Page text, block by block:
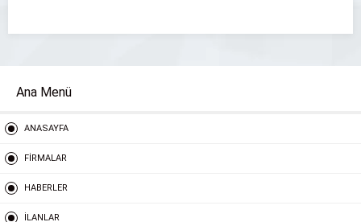
Ana Menü
ANASAYFA
FİRMALAR
HABERLER
İLANLAR